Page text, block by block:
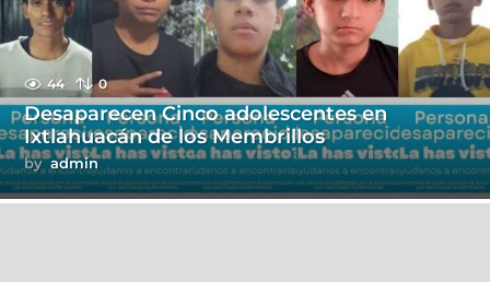
44 0
Desaparecen Cinco adolescentes en
Ixtlahuacán de los Membrillos
by admin